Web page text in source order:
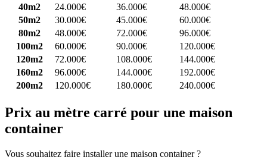
40m2
24.000€ 36.000€
48.000€
50m2
30.000€ 45.000€
60.000€
80m2
48.000€ 72.000€
96.000€
100m2
60.000€ 90.000€
120.000€
120m2
72.000€ 108.000€
144.000€
160m2
96.000€ 144.000€
192.000€
200m2
120.000€ 180.000€ 240.000€
Prix au mètre carré pour une maison
container
Vous souhaitez faire installer une maison container ?